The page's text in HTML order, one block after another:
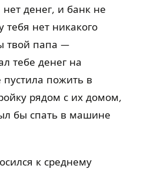
денег, и банк не
тебя нет никакого
твой папа —
тебе денег на
пожить в
рядом с их домом,
бы спать в машине
к среднему